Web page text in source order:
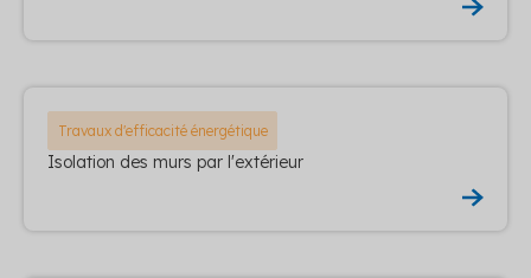
Travaux d'efficacité énergétique
Isolation des murs par l'extérieur